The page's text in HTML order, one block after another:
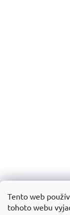
Tento web
tohoto webu